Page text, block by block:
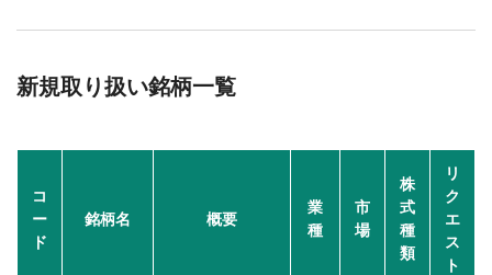
新規取り扱い銘柄一覧
コ
ー
ド
銘柄名 概要
業
種
市
場
株
式
種
類
リ
ク
エ
ス
ト